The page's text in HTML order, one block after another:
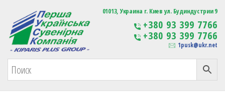
Первая Украинская Сувенирная Компания Изготовление
сувенирной продукции
с логотипом
01013, Украина г. Киев ул. Будиндустрии 9
+380 93 399 7766
+380 93 399 7766
1pusk@ukr.net